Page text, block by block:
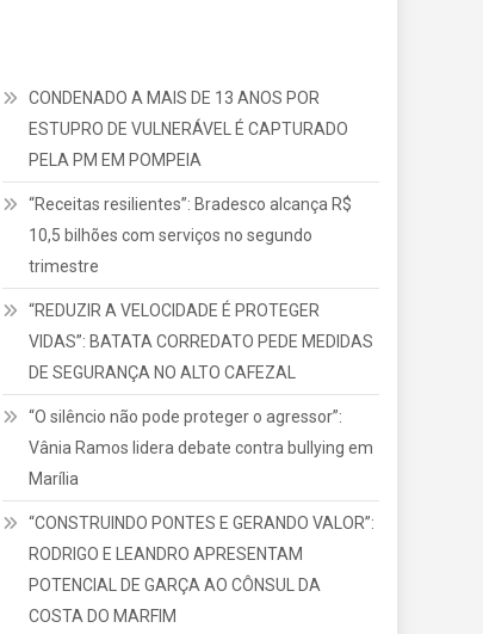
CONDENADO A MAIS DE 13 ANOS POR
ESTUPRO DE VULNERÁVEL É CAPTURADO
PELA PM EM POMPEIA
“Receitas resilientes”: Bradesco alcança R$
10,5 bilhões com serviços no segundo
trimestre
“REDUZIR A VELOCIDADE É PROTEGER
VIDAS”: BATATA CORREDATO PEDE MEDIDAS
DE SEGURANÇA NO ALTO CAFEZAL
“O silêncio não pode proteger o agressor”:
Vânia Ramos lidera debate contra bullying em
Marília
“CONSTRUINDO PONTES E GERANDO VALOR”:
RODRIGO E LEANDRO APRESENTAM
POTENCIAL DE GARÇA AO CÔNSUL DA
COSTA DO MARFIM